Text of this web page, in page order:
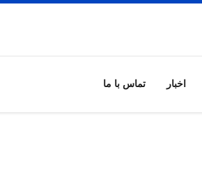
اخبار تماس با ما